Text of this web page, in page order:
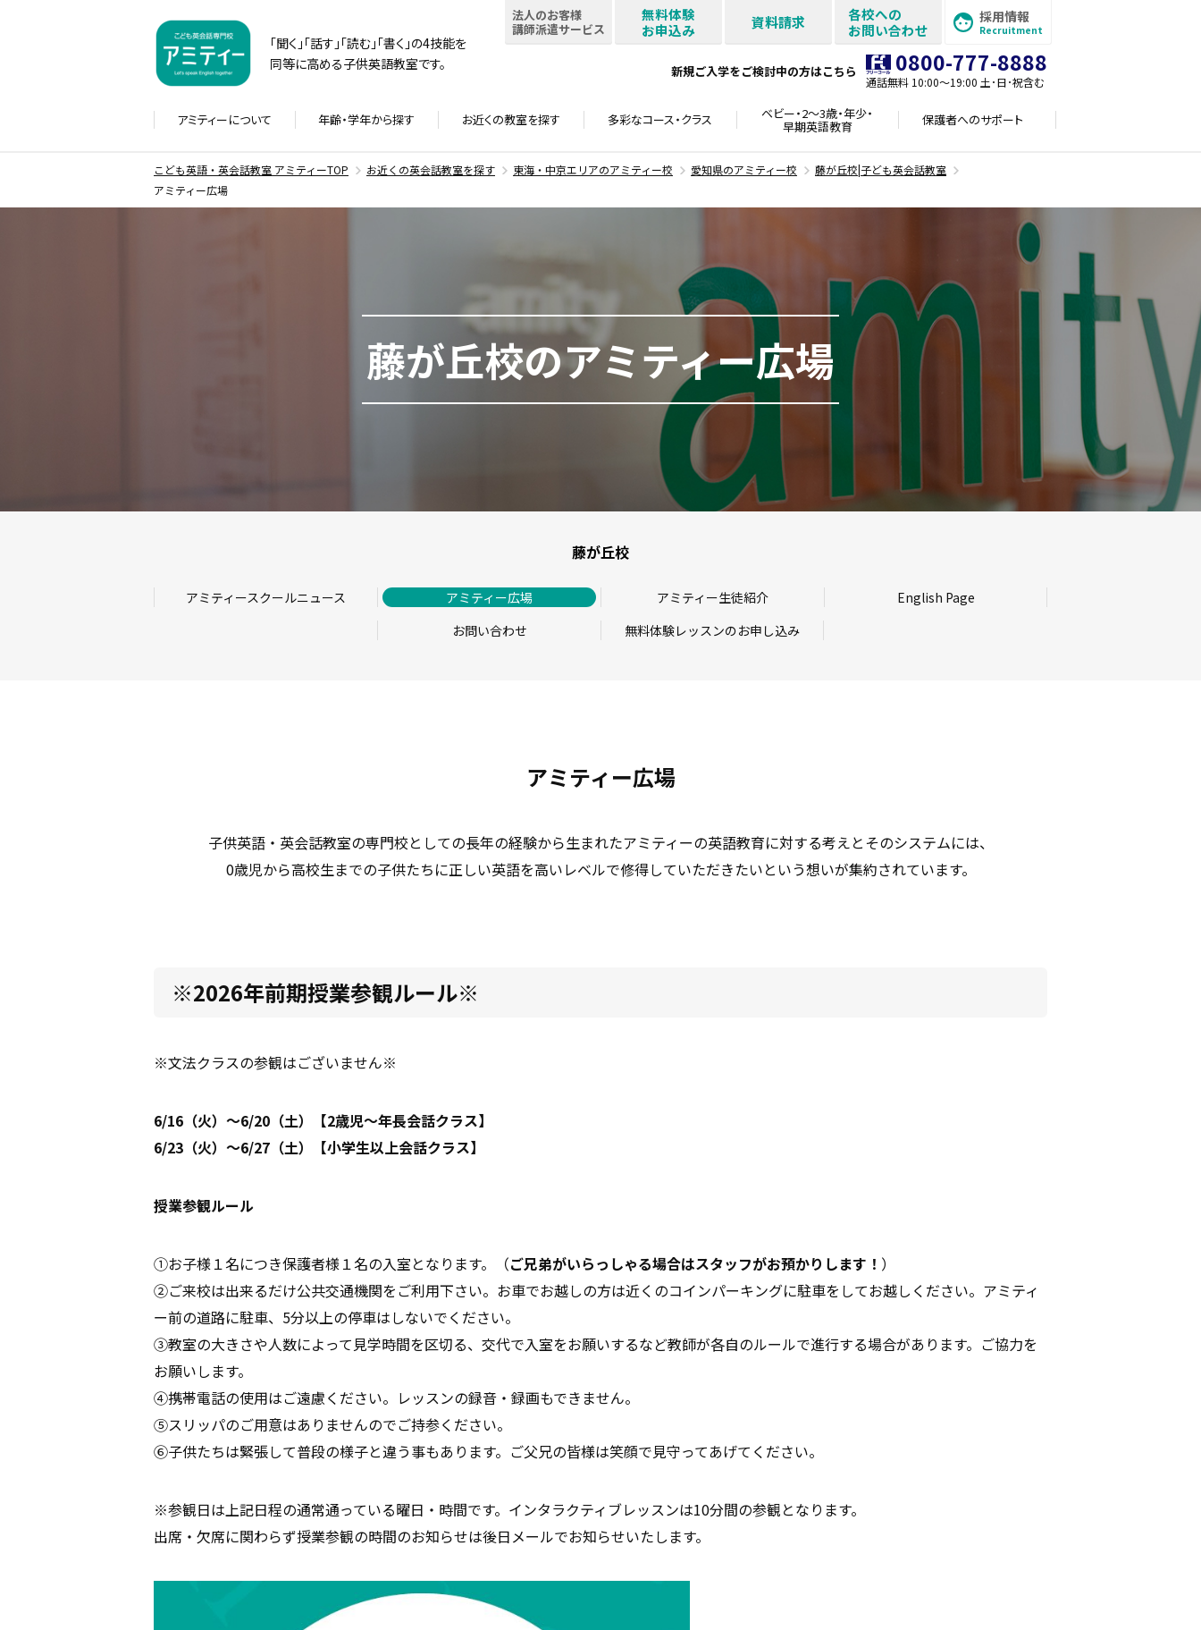
「聞く」「話す」「読む」「書く」の4技能を
同等に高める子供英語教室です。
法人のお客様
講師派遣サービス
無料体験
お申込み
資料請求
各校への
お問い合わせ
採用情報
Recruitment
新規ご入学をご検討中の方はこちら 0800-777-8888
通話無料 10:00〜19:00 土･日･祝含む
アミティーについて 年齢・学年から探す お近くの教室を探す 多彩なコース・クラス ベビー・2～3歳・年少・
早期英語教育 保護者へのサポート
こども英語・英会話教室 アミティーTOP お近くの英会話教室を探す 東海・中京エリアのアミティー校 愛知県のアミティー校
藤が丘校|子ども英会話教室
アミティー広場
藤が丘校のアミティー広場
藤が丘校
アミティースクールニュース アミティー広場 アミティー生徒紹介
English Page
お問い合わせ
無料体験レッスンのお申し込み
アミティー広場
子供英語・英会話教室の専門校としての長年の経験から生まれたアミティーの英語教育に対する考えとそのシステムには、
0歳児から高校生までの子供たちに正しい英語を高いレベルで修得していただきたいという想いが集約されています。
※2026年前期授業参観ルール※
※文法クラスの参観はございません※
6/16（火）～6/20（土）【2歳児～年長会話クラス】
6/23（火）～6/27（土）【小学生以上会話クラス】
授業参観ルール
①お子様１名につき保護者様１名の入室となります。（ご兄弟がいらっしゃる場合はスタッフがお預かりします！ ）
②ご来校は出来るだけ公共交通機関をご利用下さい。お車でお越しの方は近くのコインパーキングに駐車をしてお越しください。アミティ
ー前の道路に駐車、5分以上の停車はしないでください。
③教室の大きさや人数によって見学時間を区切る、交代で入室をお願いするなど教師が各自のルールで進行する場合があります。ご協力を
お願いします。
④携帯電話の使用はご遠慮ください。レッスンの録音・録画もできません。
⑤スリッパのご用意はありませんのでご持参ください。
⑥子供たちは緊張して普段の様子と違う事もあります。ご父兄の皆様は笑顔で見守ってあげてください。
※参観日は上記日程の通常通っている曜日・時間です。インタラクティブレッスンは10分間の参観となります。
出席・欠席に関わらず授業参観の時間のお知らせは後日メールでお知らせいたします。